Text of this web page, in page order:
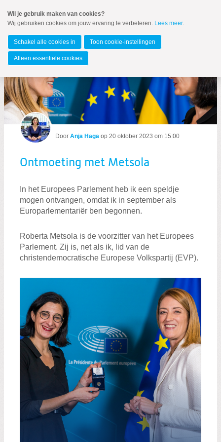
naar
Spring
de
inhoud
Spring
naar
hoofdmenu
MENU
Medewerkers
Nieuws
Nieuwsbrief
Podcast
Zoeken
Door Anja Haga op 20 oktober 2023 om 15:00
Ontmoeting met Metsola
In het Europees Parlement heb ik een speldje
mogen ontvangen, omdat ik in september als
Europarlementariër ben begonnen.
Roberta Metsola is de voorzitter van het Europees
Parlement. Zij is, net als ik, lid van de
christendemocratische Europese Volkspartij (EVP).
Wil je gebruik maken van cookies?
Wij gebruiken cookies om jouw ervaring te verbeteren. Lees meer.
Schakel alle cookies in Toon cookie-instellingen
Alleen essentiële cookies